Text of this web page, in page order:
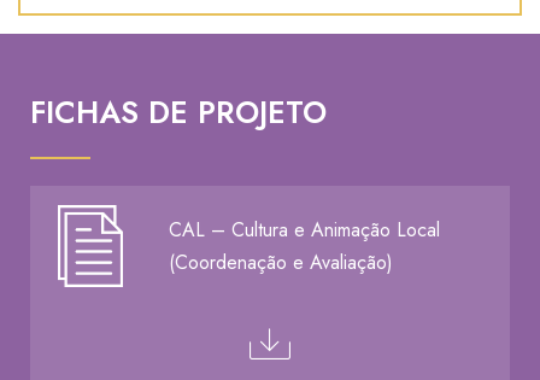
FICHAS DE PROJETO
CAL – Cultura e Animação Local
(Coordenação e Avaliação)